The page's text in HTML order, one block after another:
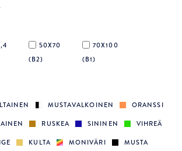
50X70
(B2)
70X100
(B1)
MUSTAVALKOINEN ORANSSI
RUSKEA SININEN VIHREÄ
KULTA MONIVÄRI MUSTA